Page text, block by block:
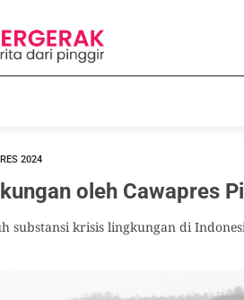
2024
oleh Cawapres
substansi krisis lingkungan di